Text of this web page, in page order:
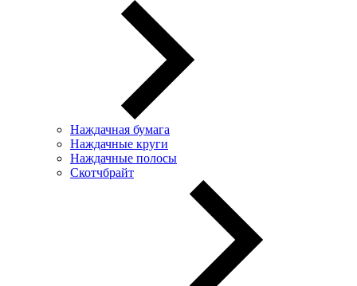
Наждачная бумага
Наждачные круги
Наждачные полосы
Скотчбрайт